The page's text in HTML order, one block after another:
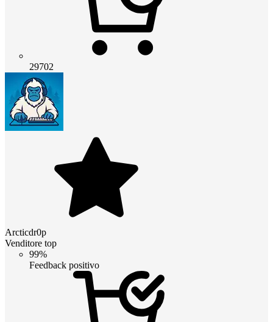
29702
Arcticdr0p
Venditore top
99%
Feedback positivo